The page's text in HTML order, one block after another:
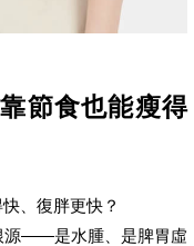
節食也能瘦得
、復胖更快？
源——是水腫、是脾胃虛